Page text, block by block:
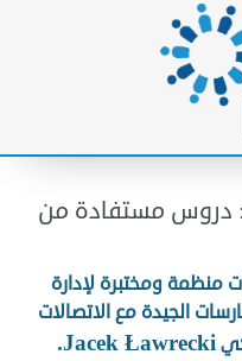
دروس مستفادة من
منظمة ومختبرة لإدارة
الجيدة مع الاتصالات
Jacek Ławrecki
.